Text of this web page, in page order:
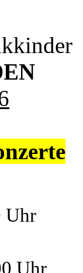
Uhr
Uhr